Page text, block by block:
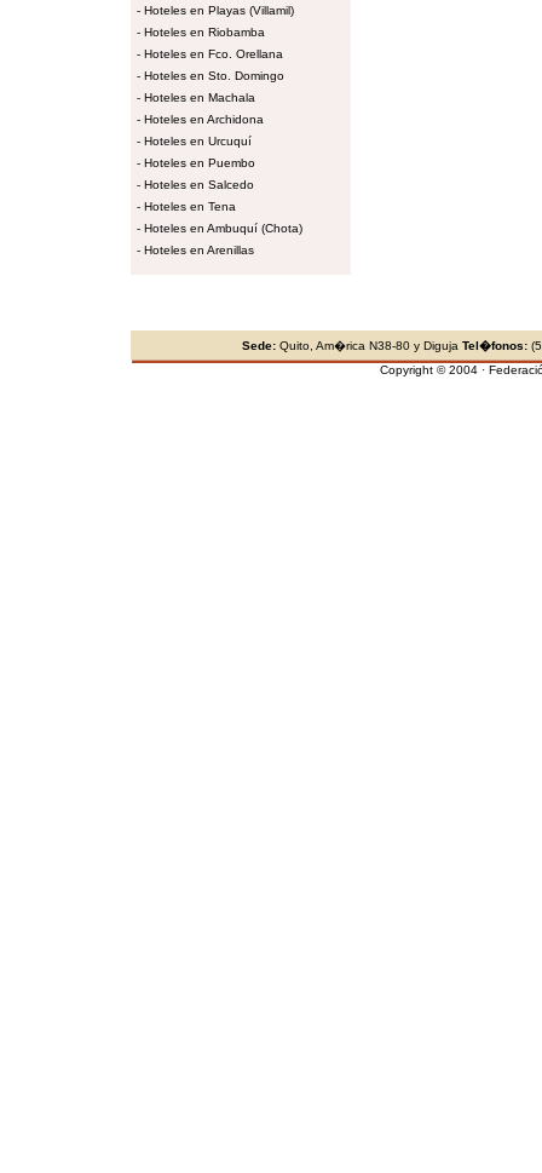
- Hoteles en Playas (Villamil)
- Hoteles en Riobamba
- Hoteles en Fco. Orellana
- Hoteles en Sto. Domingo
- Hoteles en Machala
- Hoteles en Archidona
- Hoteles en Urcuquí
- Hoteles en Puembo
- Hoteles en Salcedo
- Hoteles en Tena
- Hoteles en Ambuquí (Chota)
- Hoteles en Arenillas
Sede: Quito, Am�rica N38-80 y Diguja Tel�fonos:
Copyright © 2004 ·